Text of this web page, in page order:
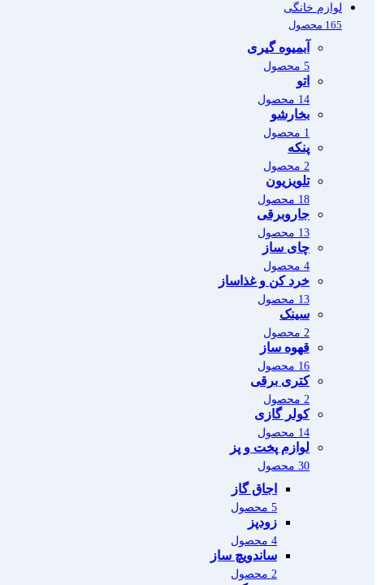
لوازم خانگی
165 محصول
آبمیوه گیری
5 محصول
اتو
14 محصول
بخارشو
1 محصول
پنکه
2 محصول
تلویزیون
18 محصول
جاروبرقی
13 محصول
چای ساز
4 محصول
خرد کن و غذاساز
13 محصول
سینک
2 محصول
قهوه ساز
16 محصول
کتری برقی
2 محصول
کولر گازی
14 محصول
لوازم پخت و پز
30 محصول
اجاق گاز
5 محصول
زودپز
4 محصول
ساندویچ ساز
2 محصول